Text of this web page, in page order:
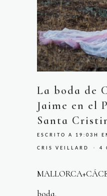
La boda de
Jaime en el
Santa
ESCRITO A 19:03H
CRIS VEILLARD 4
boda.